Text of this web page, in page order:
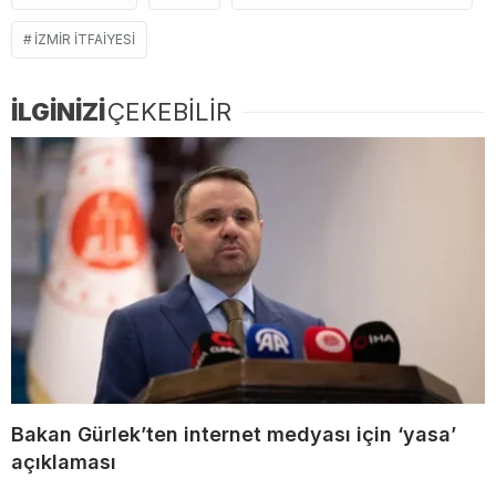
İZMIR İTFAIYESI
İLGİNİZİÇEKEBİLİR
Bakan Gürlek’ten internet medyası için ‘yasa’
açıklaması